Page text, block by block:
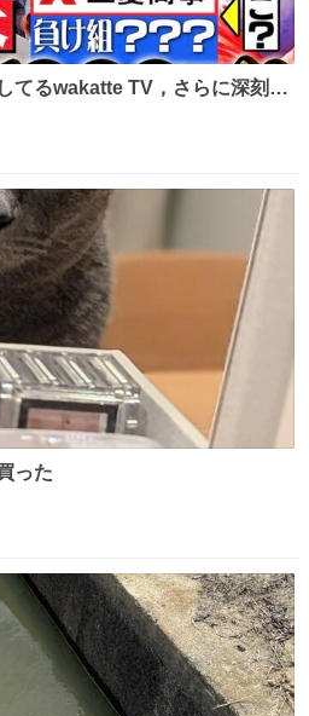
てるwakatte TV，さらに深刻な
実に生きるのを周縁化する ・恋
求め他大学に移るのを批判する
った